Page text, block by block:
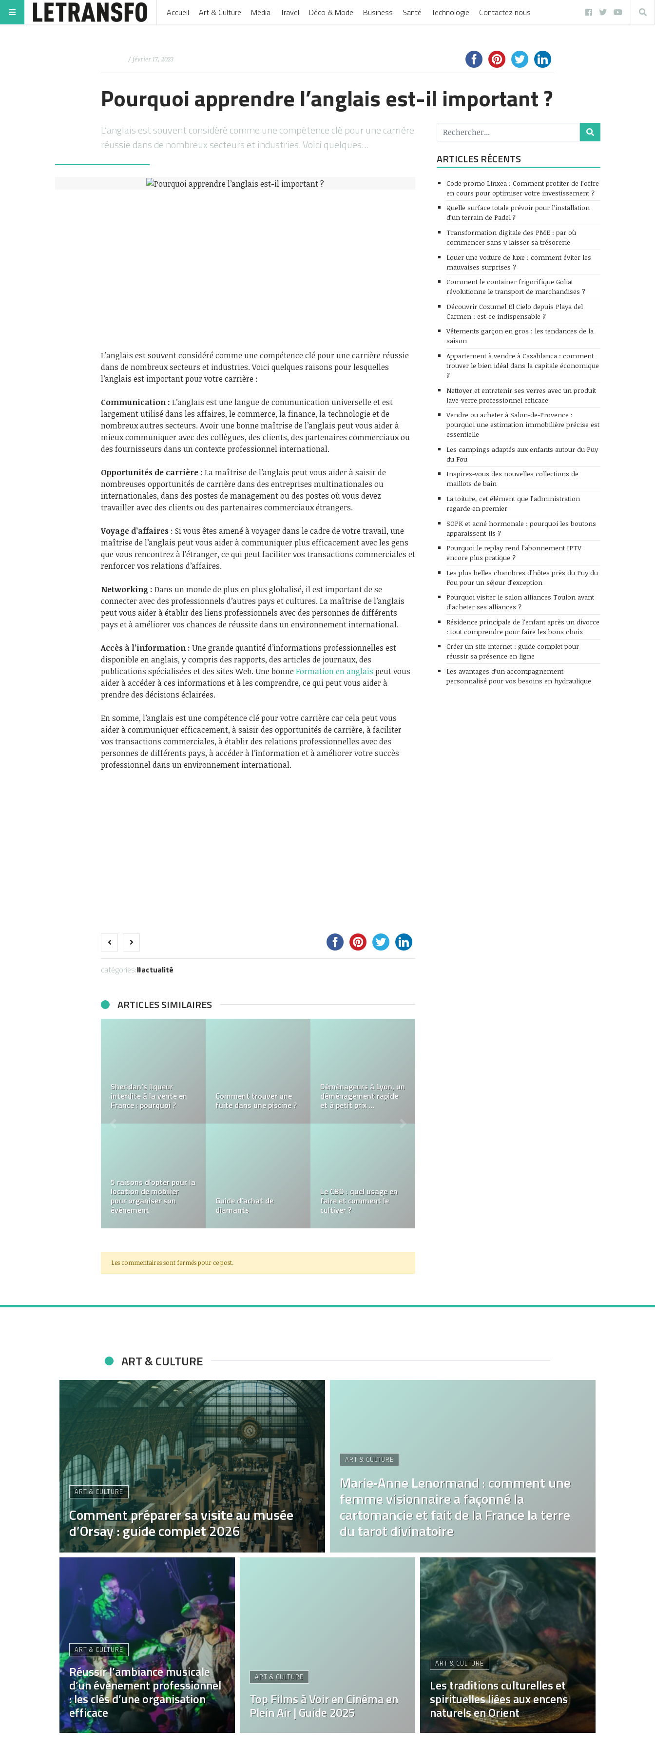
Accueil Art & Culture Média Travel Déco & Mode Business Santé Technologie Contactez nous
/ février 17, 2023
Pourquoi apprendre l’anglais est-il important ?
L’anglais est souvent considéré comme une compétence clé pour une carrière
réussie dans de nombreux secteurs et industries. Voici quelques…
L’anglais est souvent considéré comme une compétence clé pour une carrière réussie
dans de nombreux secteurs et industries. Voici quelques raisons pour lesquelles
l’anglais est important pour votre carrière :
Communication : L’anglais est une langue de communication universelle et est
largement utilisé dans les affaires, le commerce, la finance, la technologie et de
nombreux autres secteurs. Avoir une bonne maîtrise de l’anglais peut vous aider à
mieux communiquer avec des collègues, des clients, des partenaires commerciaux ou
des fournisseurs dans un contexte professionnel international.
Opportunités de carrière : La maîtrise de l’anglais peut vous aider à saisir de
nombreuses opportunités de carrière dans des entreprises multinationales ou
internationales, dans des postes de management ou des postes où vous devez
travailler avec des clients ou des partenaires commerciaux étrangers.
Voyage d’affaires : Si vous êtes amené à voyager dans le cadre de votre travail, une
maîtrise de l’anglais peut vous aider à communiquer plus efficacement avec les gens
que vous rencontrez à l’étranger, ce qui peut faciliter vos transactions commerciales et
renforcer vos relations d’affaires.
Networking : Dans un monde de plus en plus globalisé, il est important de se
connecter avec des professionnels d’autres pays et cultures. La maîtrise de l’anglais
peut vous aider à établir des liens professionnels avec des personnes de différents
pays et à améliorer vos chances de réussite dans un environnement international.
Accès à l’information : Une grande quantité d’informations professionnelles est
disponible en anglais, y compris des rapports, des articles de journaux, des
publications spécialisées et des sites Web. Une bonne Formation en anglais peut vous
aider à accéder à ces informations et à les comprendre, ce qui peut vous aider à
prendre des décisions éclairées.
En somme, l’anglais est une compétence clé pour votre carrière car cela peut vous
aider à communiquer efficacement, à saisir des opportunités de carrière, à faciliter
vos transactions commerciales, à établir des relations professionnelles avec des
personnes de différents pays, à accéder à l’information et à améliorer votre succès
professionnel dans un environnement international.
catégories: actualité
ARTICLES SIMILAIRES
Conseils pour choisir le
bon service de taxi en
ligne
Comment lutter contre
une invasion d’insectes
Cognac VSOP : Quand
l’Excellence Rencontre la
Maturité
Les meilleurs jeux de
grattage
plombier pour déboucher
votre toilette ?
avantages de faire
appel à un serrurier
professionnel ?
Les commentaires sont fermés pour ce post.
ARTICLES RÉCENTS
Code promo Linxea : Comment profiter de l’offre
en cours pour optimiser votre investissement ?
Quelle surface totale prévoir pour l’installation
d’un terrain de Padel ?
Transformation digitale des PME : par où
commencer sans y laisser sa trésorerie
Louer une voiture de luxe : comment éviter les
mauvaises surprises ?
Comment le container frigorifique Goliat
révolutionne le transport de marchandises ?
Découvrir Cozumel El Cielo depuis Playa del
Carmen : est-ce indispensable ?
Vêtements garçon en gros : les tendances de la
saison
Appartement à vendre à Casablanca : comment
trouver le bien idéal dans la capitale économique
?
Nettoyer et entretenir ses verres avec un produit
lave-verre professionnel efficace
Vendre ou acheter à Salon-de-Provence :
pourquoi une estimation immobilière précise est
essentielle
Les campings adaptés aux enfants autour du Puy
du Fou
Inspirez-vous des nouvelles collections de
maillots de bain
La toiture, cet élément que l’administration
regarde en premier
SOPK et acné hormonale : pourquoi les boutons
apparaissent-ils ?
Pourquoi le replay rend l’abonnement IPTV
encore plus pratique ?
Les plus belles chambres d’hôtes près du Puy du
Fou pour un séjour d’exception
Pourquoi visiter le salon alliances Toulon avant
d’acheter ses alliances ?
Résidence principale de l’enfant après un divorce
: tout comprendre pour faire les bons choix
Créer un site internet : guide complet pour
réussir sa présence en ligne
Les avantages d’un accompagnement
personnalisé pour vos besoins en hydraulique
ART & CULTURE
ART & CULTURE
Comment préparer sa visite au musée
d’Orsay : guide complet 2026
ART & CULTURE
Marie‑Anne Lenormand : comment une
femme visionnaire a façonné la
cartomancie et fait de la France la terre
du tarot divinatoire
ART & CULTURE
Réussir l’ambiance musicale
d’un événement professionnel
: les clés d’une organisation
efficace
ART & CULTURE
Top Films à Voir en Cinéma en
Plein Air | Guide 2025
ART & CULTURE
Les traditions culturelles et
spirituelles liées aux encens
naturels en Orient